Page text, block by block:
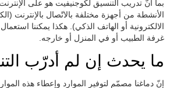
بما أنّ تدريب التنسيق لكوجنيفيت هو على
الأنشطة من أجهزة مختلفة بالاتّصال بالإنترنت
الالكترونية أو الهاتف الذكي). هكذا يمكننا
غرفة الطبيب أو في المنزل أو خارجه.
ما يحدث إن لم أدرّب
إنّ دماغنا مصمّم لتوفير الموارد وإعطاء هذه